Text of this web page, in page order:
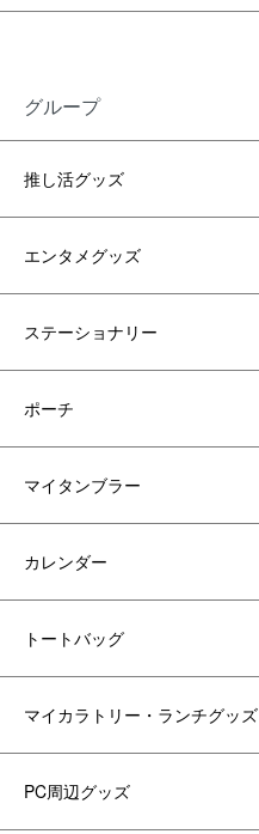
グループ
推し活グッズ
エンタメグッズ
ステーショナリー
ポーチ
マイタンブラー
カレンダー
トートバッグ
マイカラトリー・ランチグッズ
PC周辺グッズ